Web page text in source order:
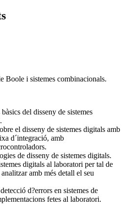
Boole i sistemes combinacionals.
del disseny de sistemes
el disseny de sistemes digitals amb
d´integració, amb
de disseny de sistemes digitals.
digitals al laboratori per tal de
amb més detall el seu
d?errors en sistemes de
fetes al laboratori.